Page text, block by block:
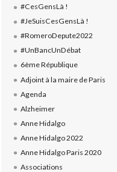
#CesGensLà !
#JeSuisCesGensLà !
#RomeroDepute2022
#UnBancUnDébat
6ème République
Adjoint à la maire de Paris
Agenda
Alzheimer
Anne Hidalgo
Anne Hidalgo 2022
Anne Hidalgo Paris 2020
Associations